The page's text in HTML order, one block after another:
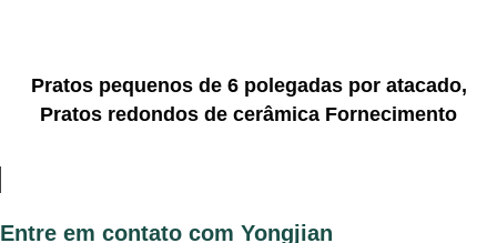
Pratos pequenos de 6 polegadas por atacado,
Pratos redondos de cerâmica Fornecimento
Entre em contato com Yongjian